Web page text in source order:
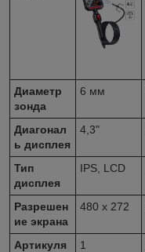
Диаметр
зонда
6 мм
Диагонал
ь дисплея
4,3"
Тип
дисплея
IPS, LCD
Разрешен
ие экрана
480 х 272
Артикуля
1